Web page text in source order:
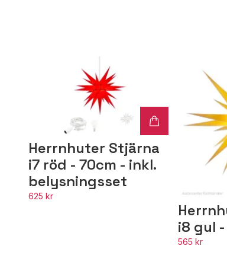
Herrnhuter Stjärna
i7 röd - 70cm - inkl.
belysningsset
625 kr
i8 gul
565 kr